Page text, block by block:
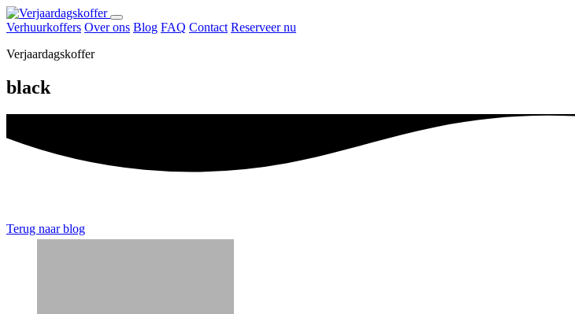
Naar
inhoud
Menu
openen
Verhuurkoffers Over ons Blog FAQ Contact Reserveer nu
Verjaardagskoffer
black
Terug naar blog